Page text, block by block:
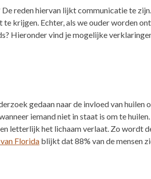
reden hiervan lijkt communicatie te
krijgen. Echter, als we ouder worden
Hieronder vind je mogelijke
gedaan naar de invloed van huilen
iemand niet in staat is om te
letterlijk het lichaam verlaat. Zo wordt
Florida blijkt dat 88% van de mensen